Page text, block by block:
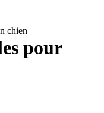
chien
pour